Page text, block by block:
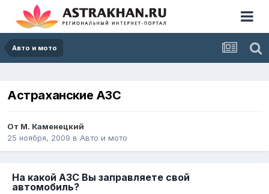
Авто и мото
Астраханские АЗС
От М. Каменецкий
25 ноября, 2009 в Авто и мото
На какой АЗС Вы заправляете свой
автомобиль?